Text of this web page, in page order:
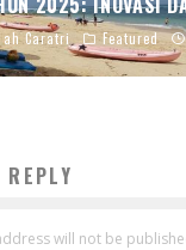
Caratri Featured
will not be